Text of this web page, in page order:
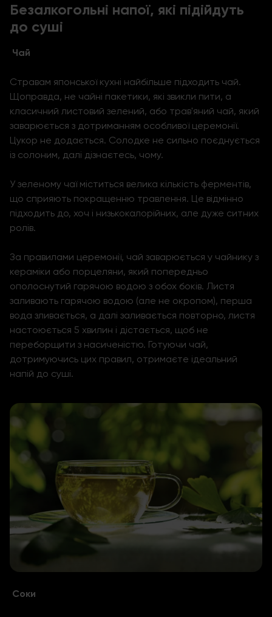
Безалкогольні напої, які підійдуть
до суші
Чай
Стравам японської кухні найбільше підходить чай.
Щоправда, не чайні пакетики, які звикли пити, а
класичний листовий зелений, або трав'яний чай, який
заварюється з дотриманням особливої ​​церемонії.
Цукор не додається. Солодке не сильно поєднується
із солоним, далі дізнаєтесь, чому.
У зеленому чаї міститься велика кількість ферментів,
що сприяють покращенню травлення. Це відмінно
підходить до, хоч і низькокалорійних, але дуже ситних
ролів.
За правилами церемонії, чай заварюється у чайнику з
кераміки або порцеляни, який попередньо
ополоснутий гарячою водою з обох боків. Листя
заливають гарячою водою (але не окропом), перша
вода зливається, а далі заливається повторно, листя
настоюється 5 хвилин і дістається, щоб не
переборщити з насиченістю. Готуючи чай,
дотримуючись цих правил, отримаєте ідеальний
напій до суші.
Соки